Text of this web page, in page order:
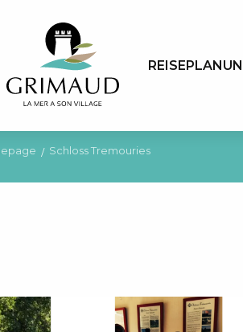
Schloss Tremouries